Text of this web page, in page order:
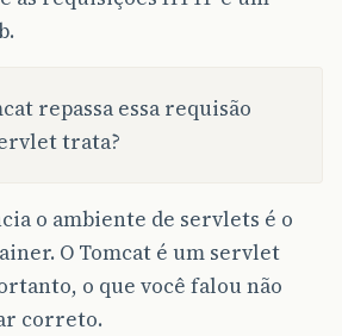
repassa essa requisão
trata?
o ambiente de servlets é o
O Tomcat é um servlet
o que você falou não
correto.